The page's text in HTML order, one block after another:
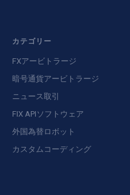
カテゴリー
FXアービトラージ
暗号通貨アービトラージ
ニュース取引
FIX APIソフトウェア
外国為替ロボット
カスタムコーディング